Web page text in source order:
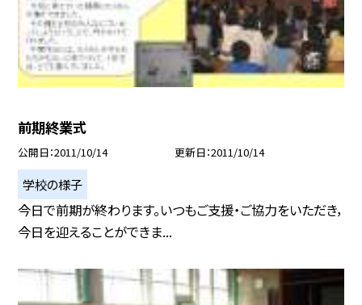
前期終業式
公開日 2011/10/14 更新日 2011/10/14
学校の様子
今日で前期が終わります。いつもご支援・ご協力をいただき，
今日を迎えることができま...